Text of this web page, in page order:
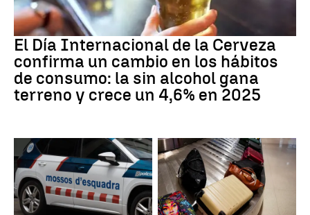
Día Internacional Cerveza
El Día Internacional de la Cerveza
confirma un cambio en los hábitos
de consumo: la sin alcohol gana
terreno y crece un 4,6% en 2025
Estafa Subida precios